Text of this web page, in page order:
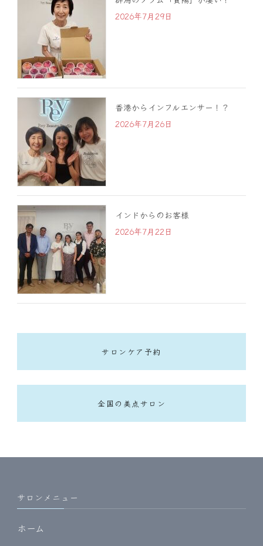
2026年7月29日
香港からインフルエンサー！？
2026年7月26日
インドからのお客様
2026年7月22日
サロンケア予約
全国の美点サロン
サロンメニュー
ホーム